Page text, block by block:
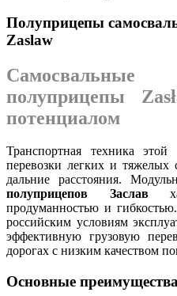
Полуприцепы
Zaslaw
полуприцепы
потенциалом
Транспортная техника этой
перевозки легких и тяжелых
дальние расстояния.
полуприцепов Заслав
продуманностью и
российским условиям
эффективную грузовую
дорогах с низким качеством
Основные преимущества